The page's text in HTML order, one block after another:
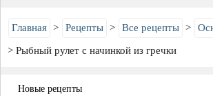
Главная Рецепты Все рецепты
Рыбный рулет с начинкой из гречки
Новые рецепты